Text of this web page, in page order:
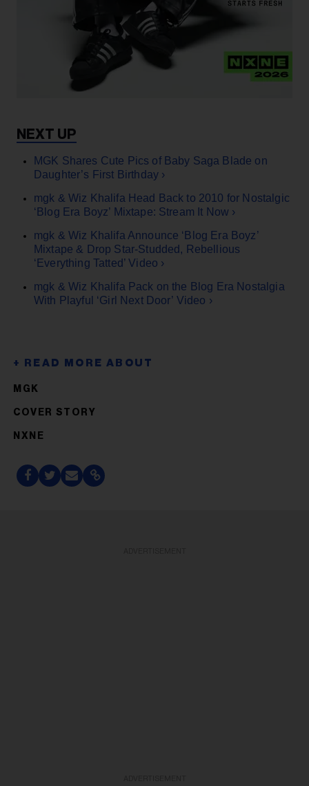
MGK Shares Cute Pics of Baby Saga Blade on
Daughter’s First Birthday ›
mgk & Wiz Khalifa Head Back to 2010 for Nostalgic
‘Blog Era Boyz’ Mixtape: Stream It Now ›
mgk & Wiz Khalifa Announce ‘Blog Era Boyz’
Mixtape & Drop Star-Studded, Rebellious
‘Everything Tatted’ Video ›
mgk & Wiz Khalifa Pack on the Blog Era Nostalgia
With Playful ‘Girl Next Door’ Video ›
MGK
COVER STORY
NXNE